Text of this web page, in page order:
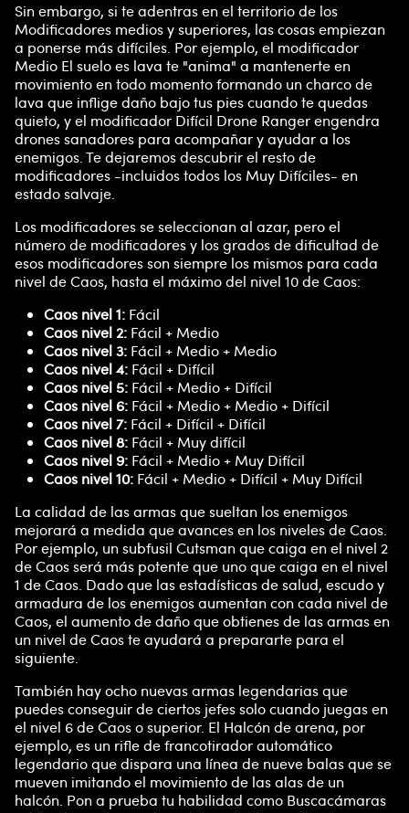
Sin embargo, si te adentras en el territorio de los
Modificadores medios y superiores, las cosas empiezan
a ponerse más difíciles. Por ejemplo, el modificador
Medio El suelo es lava te "anima" a mantenerte en
movimiento en todo momento formando un charco de
lava que inflige daño bajo tus pies cuando te quedas
quieto, y el modificador Difícil Drone Ranger engendra
drones sanadores para acompañar y ayudar a los
enemigos. Te dejaremos descubrir el resto de
modificadores -incluidos todos los Muy Difíciles- en
estado salvaje.
Los modificadores se seleccionan al azar, pero el
número de modificadores y los grados de dificultad de
esos modificadores son siempre los mismos para cada
nivel de Caos, hasta el máximo del nivel 10 de Caos:
Caos nivel 1: Fácil
Caos nivel 2: Fácil + Medio
Caos nivel 3: Fácil + Medio + Medio
Caos nivel 4: Fácil + Difícil
Caos nivel 5: Fácil + Medio + Difícil
Caos nivel 6: Fácil + Medio + Medio + Difícil
Caos nivel 7: Fácil + Difícil + Difícil
Caos nivel 8: Fácil + Muy difícil
Caos nivel 9: Fácil + Medio + Muy Difícil
Caos nivel 10: Fácil + Medio + Difícil + Muy Difícil
La calidad de las armas que sueltan los enemigos
mejorará a medida que avances en los niveles de Caos.
Por ejemplo, un subfusil Cutsman que caiga en el nivel 2
de Caos será más potente que uno que caiga en el nivel
1 de Caos. Dado que las estadísticas de salud, escudo y
armadura de los enemigos aumentan con cada nivel de
Caos, el aumento de daño que obtienes de las armas en
un nivel de Caos te ayudará a prepararte para el
siguiente.
También hay ocho nuevas armas legendarias que
puedes conseguir de ciertos jefes solo cuando juegas en
el nivel 6 de Caos o superior. El Halcón de arena, por
ejemplo, es un rifle de francotirador automático
legendario que dispara una línea de nueve balas que se
mueven imitando el movimiento de las alas de un
halcón. Pon a prueba tu habilidad como Buscacámaras